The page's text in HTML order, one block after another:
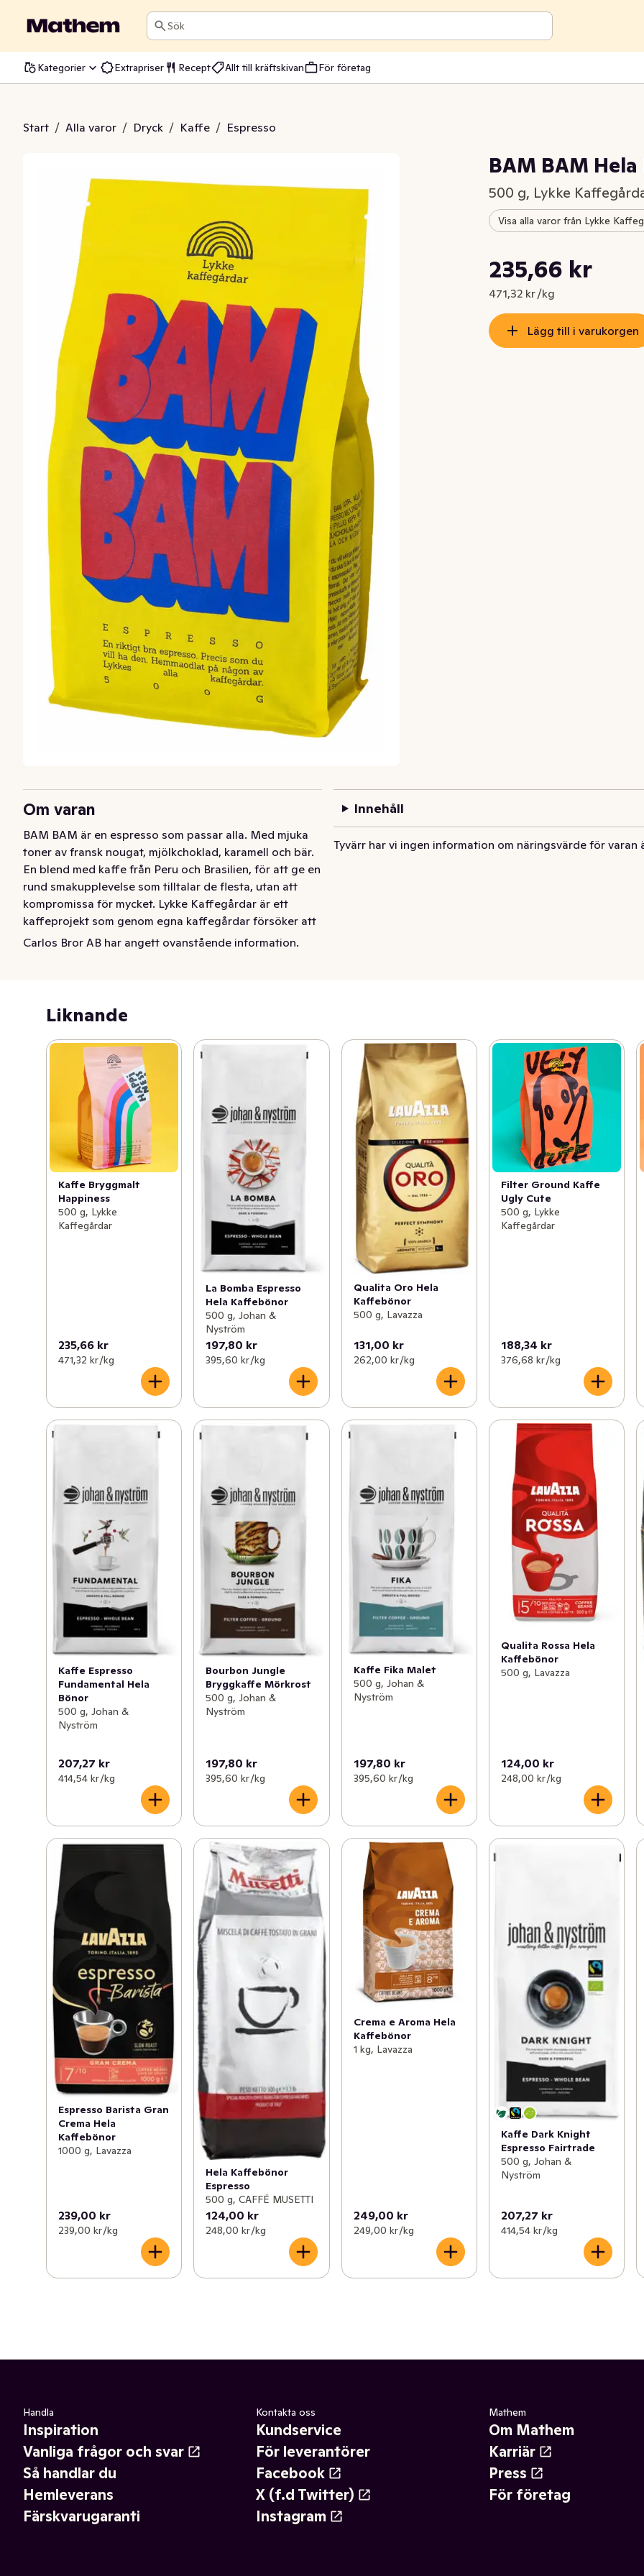
Sök
Kategorier Extrapriser Recept Allt till kräftskivan För företag
Start / Alla varor / Dryck / Kaffe / Espresso
Hela Bönor
BAM BAM
500 g, Lykke
Visa alla varor från Lykke
Nuvarande pris är: 235,66 kr
235,66 kr
471,32 kr /kg
Styckpris: 471,32 kr /kg
Lägg till i varukorgen
Om varan
BAM BAM är en espresso som passar alla. Med mjuka
toner av fransk nougat, mjölkchoklad, karamell och bär.
En blend med kaffe från Peru och Brasilien, för att ge en
rund smakupplevelse som tilltalar de flesta, utan att
kompromissa för mycket. Lykke Kaffegårdar är ett
kaffeprojekt som genom egna kaffegårdar försöker att
förändra och förbättra kaffeindustrin. Genom att kapa
höja producenternas löner och framför allt garantera en
produkt som ingen eller inget har tagit skada utav, för
att du ska kunna njuta av en god kopp kaffe.
Carlos Bror AB har angett ovanstående information.
Innehåll
Tyvärr har vi ingen information om näringsvärde för varan
Liknande
Kaffe Bryggmalt
Happiness
500 g, Lykke
Kaffegårdar
235,66 kr
471,32 kr /kg
La Bomba Espresso
Hela Kaffebönor
500 g, Johan &
Nyström
197,80 kr
395,60 kr /kg
Qualita Oro Hela
Kaffebönor
500 g, Lavazza
131,00 kr
262,00 kr /kg
Filter Ground Kaffe
Ugly Cute
500 g, Lykke
Kaffegårdar
188,34 kr
376,68 kr /kg
Kaffe Espresso
Fundamental Hela
Bönor
500 g, Johan &
Nyström
207,27 kr
414,54 kr /kg
Bourbon Jungle
Bryggkaffe Mörkrost
500 g, Johan &
Nyström
197,80 kr
395,60 kr /kg
Kaffe Fika Malet
500 g, Johan &
Nyström
197,80 kr
395,60 kr /kg
Qualita Rossa Hela
Kaffebönor
500 g, Lavazza
124,00 kr
248,00 kr /kg
Espresso Barista Gran
Crema Hela
Kaffebönor
1000 g, Lavazza
239,00 kr
239,00 kr /kg
Hela Kaffebönor
Espresso
500 g, CAFFÉ MUSETTI
124,00 kr
248,00 kr /kg
Crema e Aroma Hela
Kaffebönor
1 kg, Lavazza
249,00 kr
249,00 kr /kg
Kaffe Dark Knight
Espresso Fairtrade
500 g, Johan &
Nyström
207,27 kr
414,54 kr /kg
Handla
Inspiration
Vanliga frågor och svar
Så handlar du
Hemleverans
Färskvarugaranti
Kontakta oss
Kundservice
För leverantörer
Facebook
X (f.d Twitter)
Instagram
Mathem
Om Mathem
Karriär
Press
För företag